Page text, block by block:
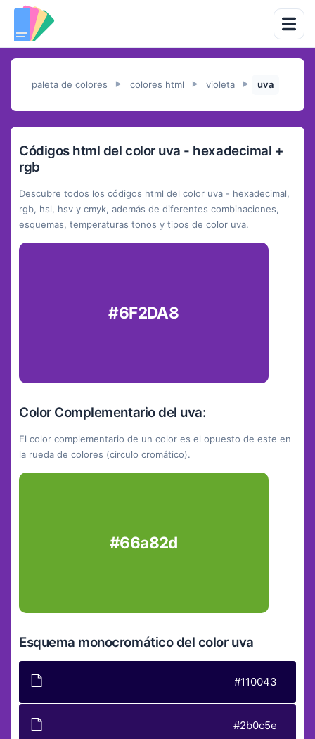
paleta de colores ► colores html ► violeta ► uva
Códigos html del color uva - hexadecimal +
rgb
Descubre todos los códigos html del color uva - hexadecimal,
rgb, hsl, hsv y cmyk, además de diferentes combinaciones,
esquemas, temperaturas tonos y tipos de color uva.
#6F2DA8
Color Complementario del uva:
El color complementario de un color es el opuesto de este en
la rueda de colores (circulo cromático).
#66a82d
Esquema monocromático del color uva
#110043
#2b0c5e